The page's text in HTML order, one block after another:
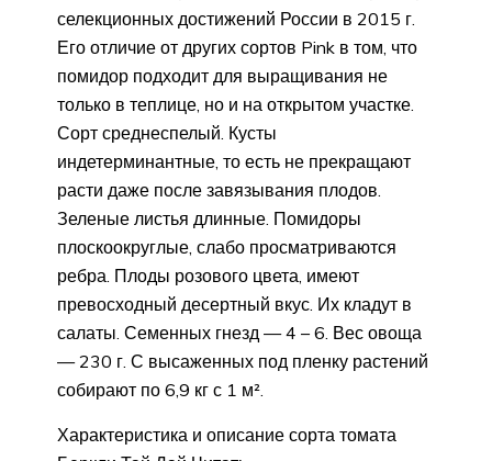
селекционных достижений России в 2015 г.
Его отличие от других сортов Pink в том, что
помидор подходит для выращивания не
только в теплице, но и на открытом участке.
Сорт среднеспелый. Кусты
индетерминантные, то есть не прекращают
расти даже после завязывания плодов.
Зеленые листья длинные. Помидоры
плоскоокруглые, слабо просматриваются
ребра. Плоды розового цвета, имеют
превосходный десертный вкус. Их кладут в
салаты. Семенных гнезд — 4 – 6. Вес овоща
— 230 г. С высаженных под пленку растений
собирают по 6,9 кг с 1 м².
Характеристика и описание сорта томата